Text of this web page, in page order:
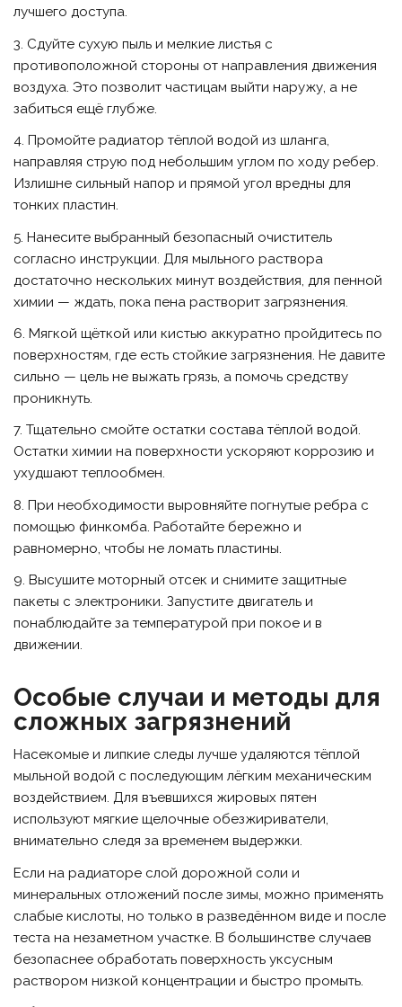
лучшего доступа.
3. Сдуйте сухую пыль и мелкие листья с
противоположной стороны от направления движения
воздуха. Это позволит частицам выйти наружу, а не
забиться ещё глубже.
4. Промойте радиатор тёплой водой из шланга,
направляя струю под небольшим углом по ходу ребер.
Излишне сильный напор и прямой угол вредны для
тонких пластин.
5. Нанесите выбранный безопасный очиститель
согласно инструкции. Для мыльного раствора
достаточно нескольких минут воздействия, для пенной
химии — ждать, пока пена растворит загрязнения.
6. Мягкой щёткой или кистью аккуратно пройдитесь по
поверхностям, где есть стойкие загрязнения. Не давите
сильно — цель не выжать грязь, а помочь средству
проникнуть.
7. Тщательно смойте остатки состава тёплой водой.
Остатки химии на поверхности ускоряют коррозию и
ухудшают теплообмен.
8. При необходимости выровняйте погнутые ребра с
помощью финкомба. Работайте бережно и
равномерно, чтобы не ломать пластины.
9. Высушите моторный отсек и снимите защитные
пакеты с электроники. Запустите двигатель и
понаблюдайте за температурой при покое и в
движении.
Особые случаи и методы для
сложных загрязнений
Насекомые и липкие следы лучше удаляются тёплой
мыльной водой с последующим лёгким механическим
воздействием. Для въевшихся жировых пятен
используют мягкие щелочные обезжириватели,
внимательно следя за временем выдержки.
Если на радиаторе слой дорожной соли и
минеральных отложений после зимы, можно применять
слабые кислоты, но только в разведённом виде и после
теста на незаметном участке. В большинстве случаев
безопаснее обработать поверхность уксусным
раствором низкой концентрации и быстро промыть.